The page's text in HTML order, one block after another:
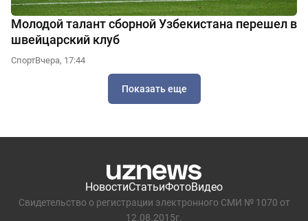
Молодой талант сборной Узбекистана перешел в
швейцарский клуб
СпортВчера, 17:44
Показать еще
НовостиСтатьиФотоВидео
Свидетельство о регистрации электронного СМИ № 1070 от
12.08.2015г.